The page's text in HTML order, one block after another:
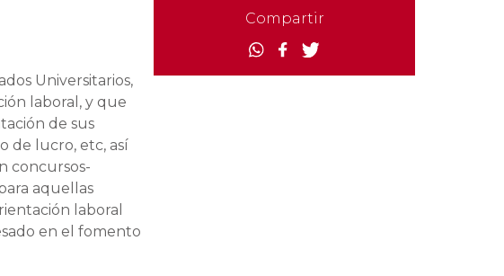
Universitarios,
laboral, y que
de sus
de lucro, etc, así
concursos-
aquellas
laboral
en el fomento
Compartir